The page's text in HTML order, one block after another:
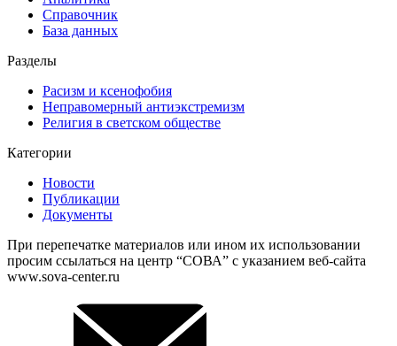
Справочник
База данных
Разделы
Расизм и ксенофобия
Неправомерный антиэкстремизм
Религия в светском обществе
Категории
Новости
Публикации
Документы
При перепечатке материалов или ином их использовании
просим ссылаться на центр “СОВА” с указанием веб-сайта
www.sova-center.ru